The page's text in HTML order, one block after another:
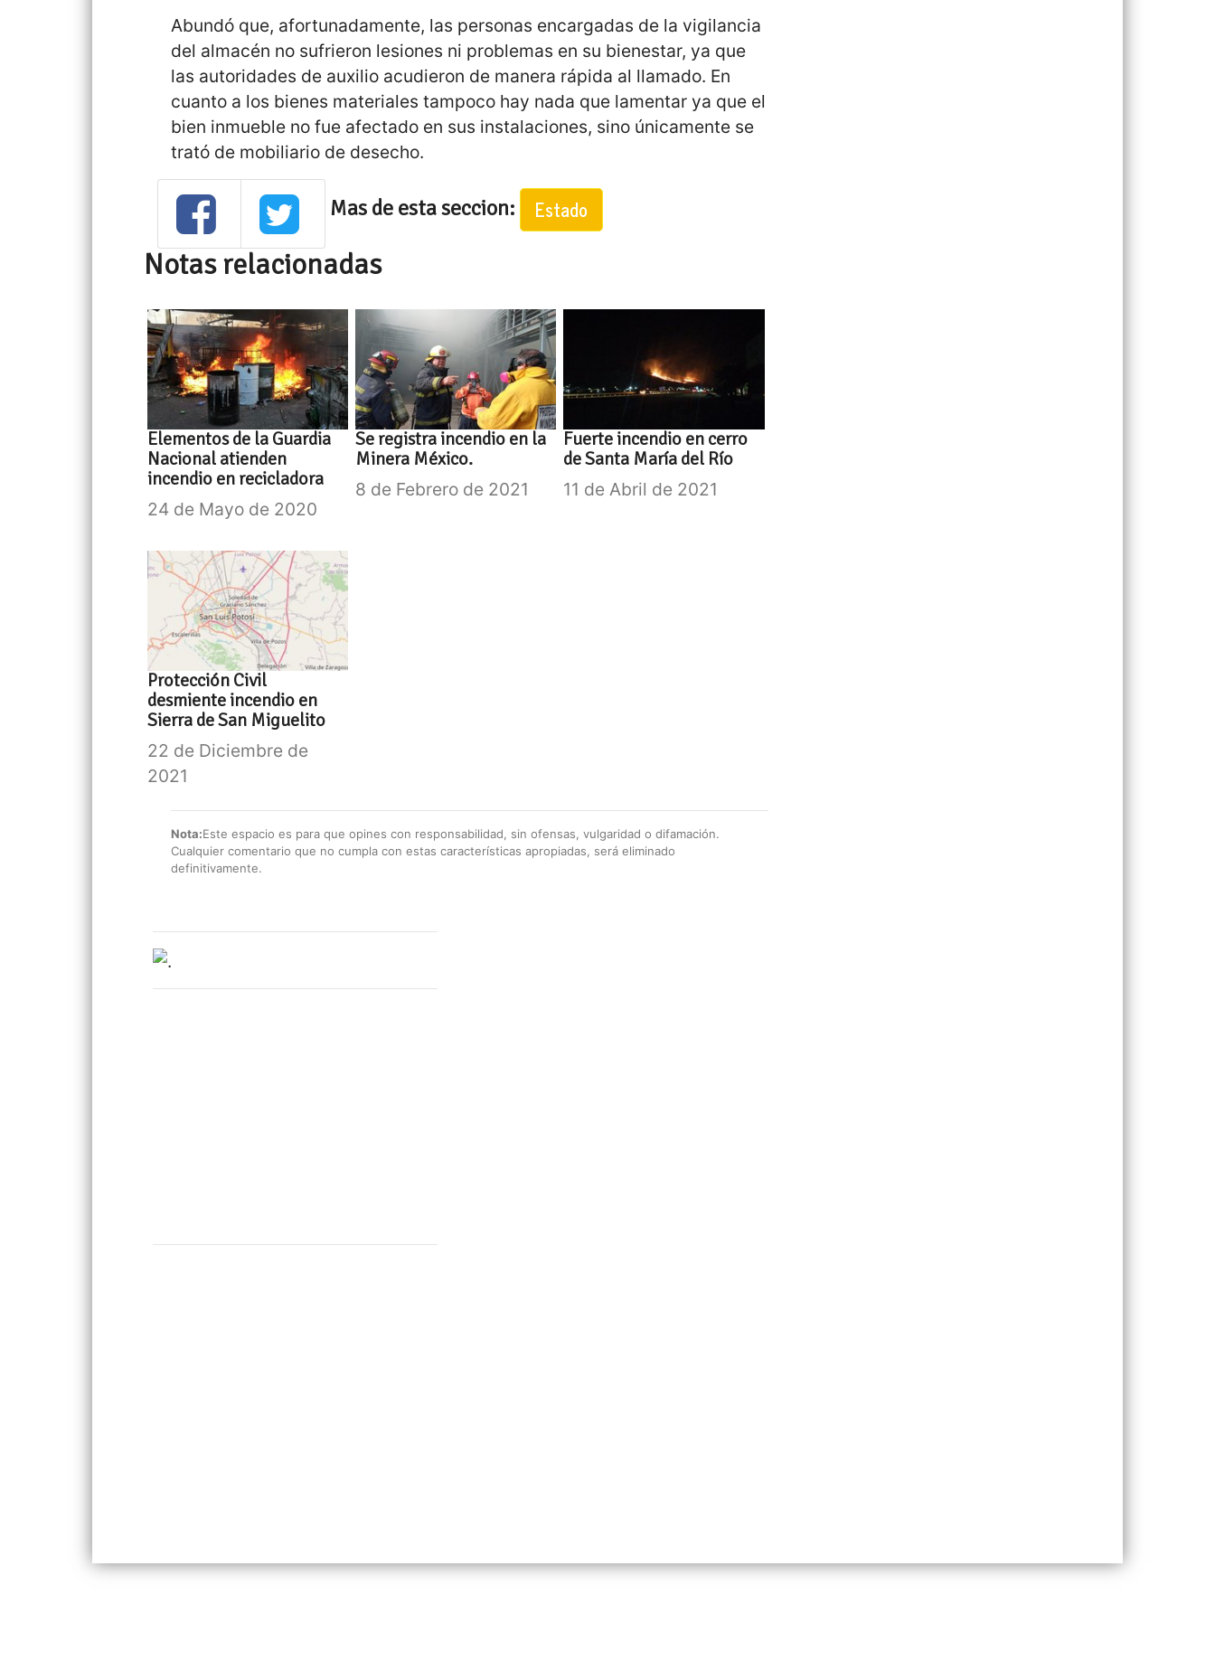
Abundó que, afortunadamente, las personas encargadas de la vigilancia
del almacén no sufrieron lesiones ni problemas en su bienestar, ya que
las autoridades de auxilio acudieron de manera rápida al llamado. En
cuanto a los bienes materiales tampoco hay nada que lamentar ya que el
bien inmueble no fue afectado en sus instalaciones, sino únicamente se
trató de mobiliario de desecho.
Mas de esta seccion: Estado
Notas relacionadas
Elementos de la Guardia
Nacional atienden
incendio en recicladora
24 de Mayo de 2020
Se registra incendio en la
Minera México.
8 de Febrero de 2021
Fuerte incendio en cerro
de Santa María del Río
11 de Abril de 2021
Protección Civil
desmiente incendio en
Sierra de San Miguelito
22 de Diciembre de
2021
Nota:Este espacio es para que opines con responsabilidad, sin ofensas, vulgaridad o difamación.
Cualquier comentario que no cumpla con estas características apropiadas, será eliminado
definitivamente.